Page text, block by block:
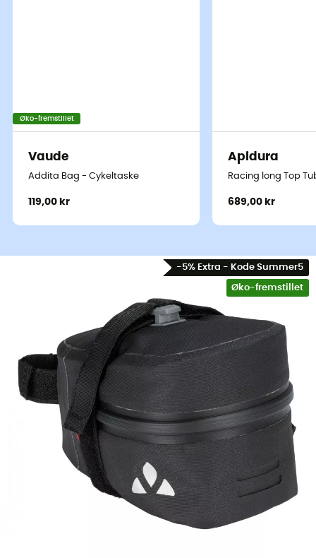
Øko-fremstillet
Vaude
Addita Bag - Cykeltaske
119,00 kr
Apidura
Racing long Top
689,00 kr
-5% Extra - Kode Summer5
Øko-fremstillet